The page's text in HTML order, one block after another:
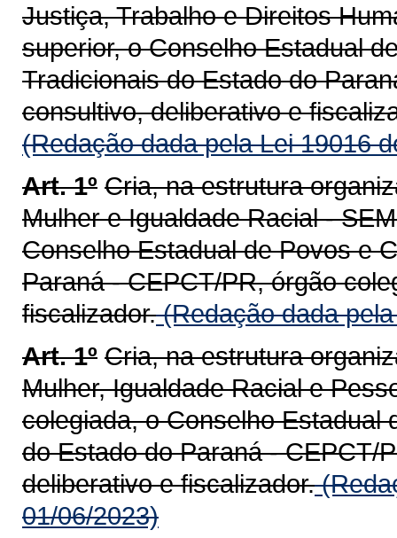
Justiça, Trabalho e Direitos
superior, o Conselho Estadual
Tradicionais do Estado do
consultivo, deliberativo e
(Redação dada pela Lei 19016
Art. 1º Cria, na estrutura
Mulher e Igualdade Racial -
Conselho Estadual de Povos e
Paraná - CEPCT/PR, órgão
fiscalizador.(Redação dada
Art. 1º Cria, na estrutura
Mulher, Igualdade Racial e
colegiada, o Conselho Estadual
do Estado do Paraná - CEPCT/
deliberativo e fiscalizador.
01/06/2023)